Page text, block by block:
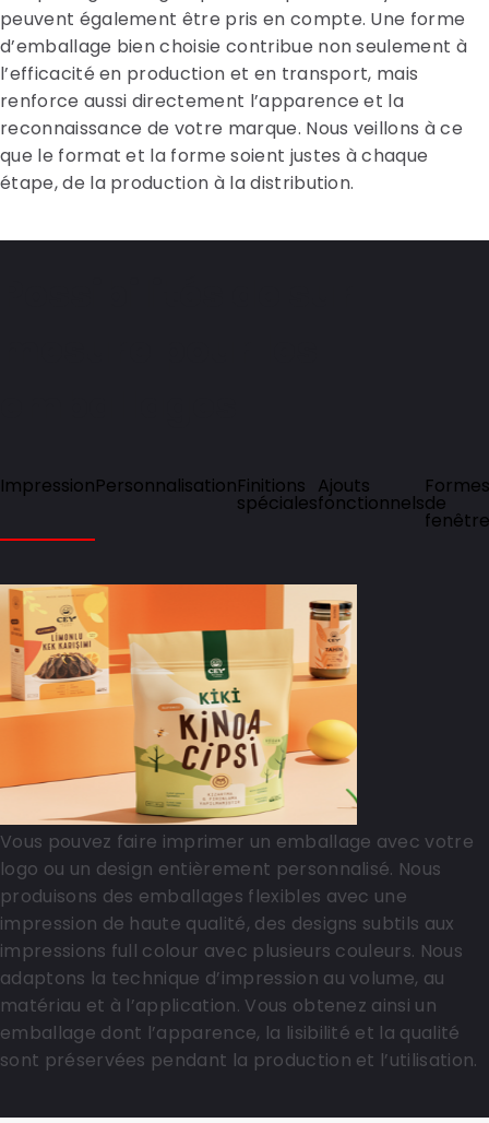
peuvent également être pris en compte. Une forme
d’emballage bien choisie contribue non seulement à
l’efficacité en production et en transport, mais
renforce aussi directement l’apparence et la
reconnaissance de votre marque. Nous veillons à ce
que le format et la forme soient justes à chaque
étape, de la production à la distribution.
ImpressionPersonnalisationFinitions
spéciales
Ajouts
fonctionnels
Formes
de
fenêtre
Vous pouvez faire imprimer un emballage avec votre
logo ou un design entièrement personnalisé. Nous
produisons des emballages flexibles avec une
impression de haute qualité, des designs subtils aux
impressions full colour avec plusieurs couleurs. Nous
adaptons la technique d’impression au volume, au
matériau et à l’application. Vous obtenez ainsi un
emballage dont l’apparence, la lisibilité et la qualité
sont préservées pendant la production et l’utilisation.